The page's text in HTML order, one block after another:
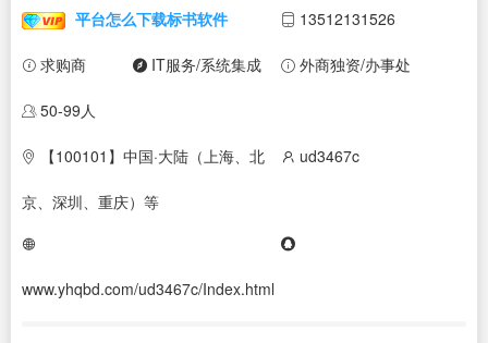
平台怎么下载标书软件 13512131526
求购商 IT服务/系统集成 外商独资/办事处
50-99人
【100101】中国·大陆（上海、北
京、深圳、重庆）等
ud3467c
www.yhqbd.com/ud3467c/Index.html